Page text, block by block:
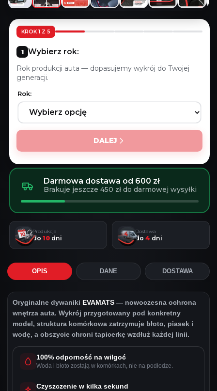
KROK 1 Z 5
Wybierz rok:
Rok produkcji auta — dopasujemy wykrój do Twojej
generacji.
Rok:
DALEJ
Darmowa dostawa od 600 zł
Brakuje jeszcze 450 zł do darmowej wysyłki
Produkcja
do 10 dni
Dostawa
do 4 dni
OPIS DANE DOSTAWA
Oryginalne dywaniki EVAMATS — nowoczesna ochrona
wnętrza auta. Wykrój przygotowany pod konkretny
model, struktura komórkowa zatrzymuje błoto, piasek i
wodę, a obszycie chroni tapicerkę wzdłuż każdej linii.
100% odporność na wilgoć
Woda i błoto zostają w komórkach, nie na podłodze.
Czyszczenie w kilka sekund